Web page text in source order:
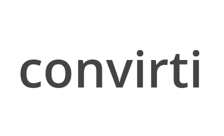
convirti